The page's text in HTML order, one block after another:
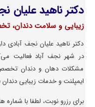
دکتر ناهید علیان
زیبایی و سلامت دندان،
دکتر ناهید علیان نجف آبادی
در شهر نجف آباد فعالیت
مشکلات دهان و دندان
ایمپلنت و خدمات زیبایی
برای رزرو نوبت، لطفا با